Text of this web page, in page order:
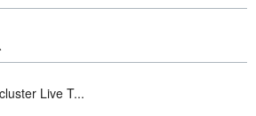
Live T...